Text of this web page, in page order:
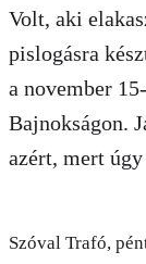
Volt, aki
pislogásra
a november
Bajnokságon.
azért, mert
Szóval Trafó,